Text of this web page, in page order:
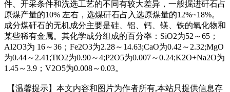
件、开采条件和洗选工艺的不同有较大差异，一般掘进矸石占
原煤产量的10% 左右，选煤矸石占入选原煤量的12%~18%。
成分煤矸石的无机成分主要是硅、铝、钙、镁、铁的氧化物和
某些稀有金属。其化学成分组成的百分率：SiO2为52～65；
Al2O3为 16～36；Fe2O3为2.28～14.63;CaO为0.42～2.32;MgO
为0.44～2.41;TiO2为0.90～4;P2O5为0.007～0.24;K2O+Na2O为
1.45～3.9；V2O5为0.008～0.03。
【温馨提示】本文内容和图片为作者所有,本站只提供信息存